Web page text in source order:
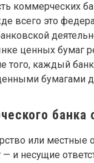
коммерческих
всего это
ценных бумаг
того, каждый
бумагами
или местные
несущие